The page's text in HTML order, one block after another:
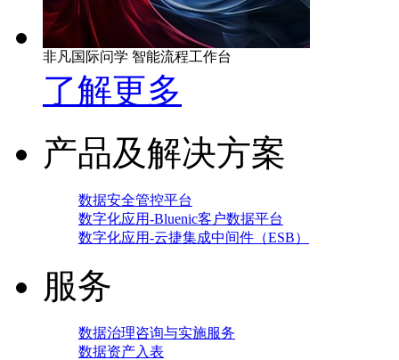
非凡国际问学 智能流程工作台
了解更多
产品及解决方案
数据安全管控平台
数字化应用-Bluenic客户数据平台
数字化应用-云捷集成中间件（ESB）
服务
数据治理咨询与实施服务
数据资产入表